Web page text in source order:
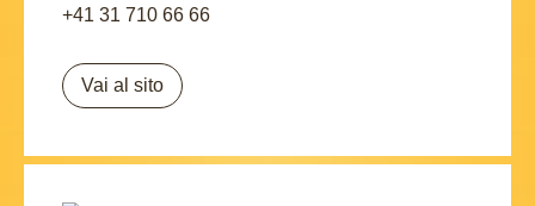
+41 31 710 66 66
Vai al sito